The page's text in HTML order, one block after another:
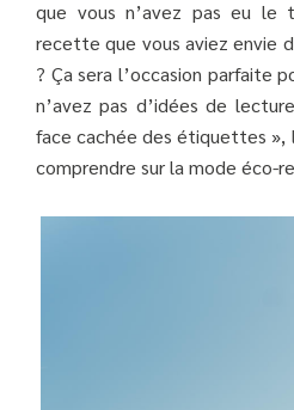
que vous n’avez pas eu
recette que vous aviez envie
? Ça sera l’occasion parfaite
n’avez pas d’idées de
face cachée des étiquettes
comprendre sur la mode éco-